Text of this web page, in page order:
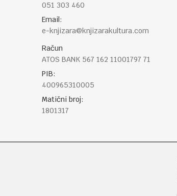
051 303 460
Email:
e-knjizara@knjizarakultura.com
Račun
ATOS BANK 567 162 11001797 71
PIB:
400965310005
Matični broj:
1801317